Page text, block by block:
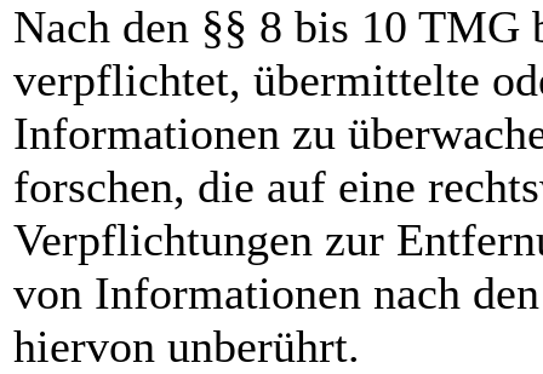
Nach den §§ 8 bis 10
verpflichtet, übermittelte
Informationen zu
forschen, die auf eine
Verpflichtungen zur
von Informationen nach
hiervon unberührt.